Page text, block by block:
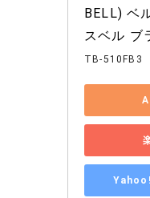
BELL) ベ
スベル ブ
TB-510FB3
Yahoo!